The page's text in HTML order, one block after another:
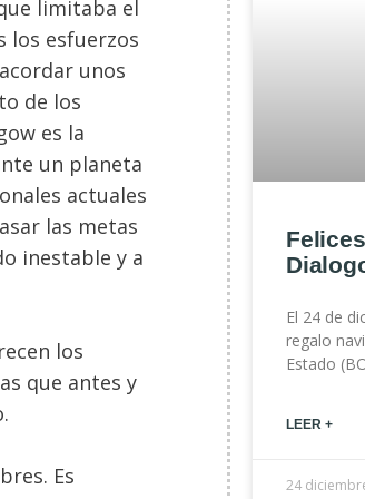
limitaba el
los esfuerzos
unos
de los
es la
un planeta
actuales
las metas
inestable y a
los
que antes y
Es
El 24 de
regalo
Estado
LEER +
24